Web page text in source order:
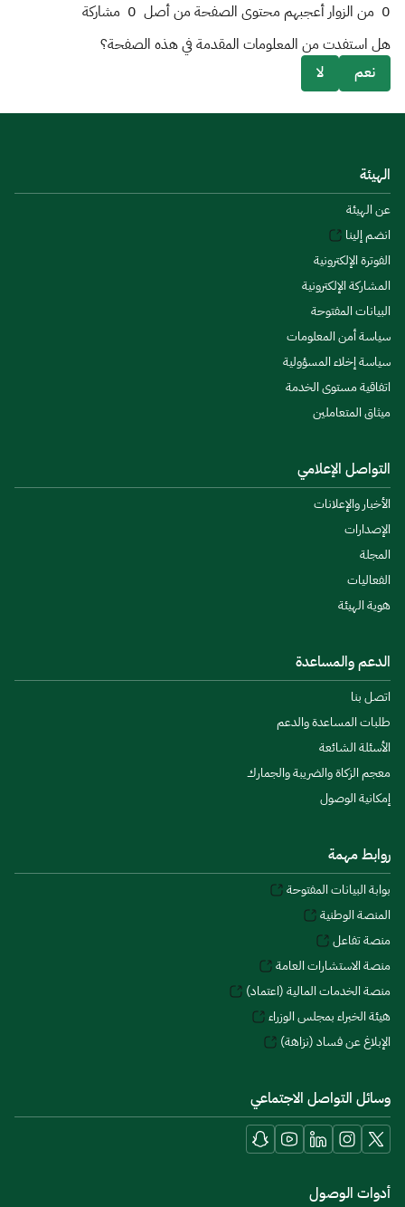
0 من الزوار أعجبهم محتوى الصفحة من أصل 0 مشاركة
هل استفدت من المعلومات المقدمة في هذه الصفحة؟
نعم
لا
الهيئة
عن الهيئة
انضم إلينا
الفوترة الإلكترونية
المشاركة الإلكترونية
البيانات المفتوحة
سياسة أمن المعلومات
سياسة إخلاء المسؤولية
اتفاقية مستوى الخدمة
ميثاق المتعاملين
التواصل الإعلامي
الأخبار والإعلانات
الإصدارات
المجلة
الفعاليات
هوية الهيئة
الدعم والمساعدة
اتصل بنا
طلبات المساعدة والدعم
الأسئلة الشائعة
معجم الزكاة والضريبة والجمارك
إمكانية الوصول
روابط مهمة
بوابة البيانات المفتوحة
المنصة الوطنية
منصة تفاعل
منصة الاستشارات العامة
منصة الخدمات المالية (اعتماد)
هيئة الخبراء بمجلس الوزراء
الإبلاغ عن فساد (نزاهة)
وسائل التواصل الاجتماعي
أدوات الوصول